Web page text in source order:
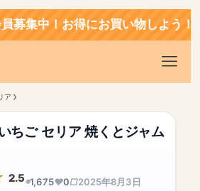
！お得にお買い物しよう！
ア
ちご セリア 焼くとジャム
2.5 1,675 0 2025年8月3日